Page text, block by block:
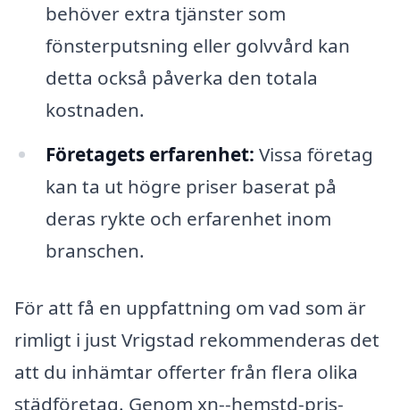
behöver extra tjänster som
fönsterputsning eller golvvård kan
detta också påverka den totala
kostnaden.
Företagets erfarenhet: Vissa företag
kan ta ut högre priser baserat på
deras rykte och erfarenhet inom
branschen.
För att få en uppfattning om vad som är
rimligt i just Vrigstad rekommenderas det
att du inhämtar offerter från flera olika
städföretag. Genom xn--hemstd-pris-